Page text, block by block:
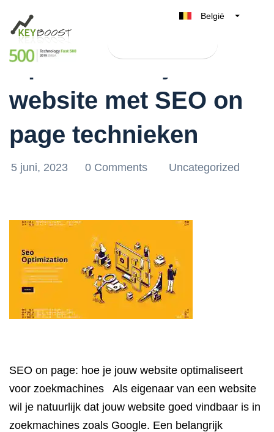
België
Nederland
UK
Optimaliseer jouw
website met SEO on
page technieken
5 juni, 2023 0 Comments Uncategorized
SEO on page: hoe je jouw website optimaliseert
voor zoekmachines Als eigenaar van een website
wil je natuurlijk dat jouw website goed vindbaar is in
zoekmachines zoals Google. Een belangrijk